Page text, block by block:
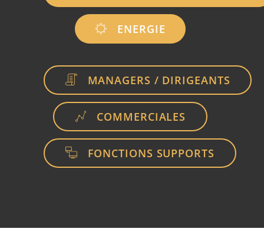
ENERGIE
MANAGERS / DIRIGEANTS
COMMERCIALES
FONCTIONS SUPPORTS